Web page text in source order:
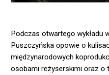
Podczas otwartego wykładu
Puszczyńska opowie o
międzynarodowych
osobami reżyserskimi oraz o